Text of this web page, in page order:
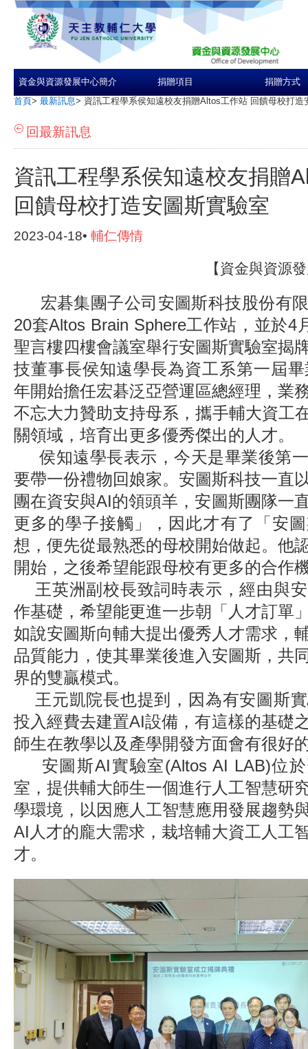
資金與資源發展中心簡介 捐贈項目 捐贈方式
首頁> 最新訊息> 資訊工程學系侯知遠校友捐贈Altos工作站 回饋母校打造
回最新訊息
資訊工程學系侯知遠校友捐贈
回饋母校打造安圖斯實驗室
2023-04-18• 輔仁傳情
【資金與資源
宏碁集團子公司安圖斯科技股份有
20套Altos Brain Sphere工作站，並於4
聖言樓四樓會議室舉行安圖斯實驗室揭
技董事長侯知遠學長為資工系第一屆
年開始擔任宏碁泛亞營運區總經理，業
不忘大力贊助支持母系，攜手輔大資工
關領域，培育出更多優秀傑出的人才。
侯知遠學長表示，今天是畢業後第
要帶一份禮物回娘家。安圖斯科技一直
團在資安與AI的領頭羊，安圖斯團隊一
更多的學子接觸」，因此才有了「安
想，便先從最熟悉的母校開始做起。他
開始，之後希望能跟母校有更多的合作
王英洲副校長致詞時表示，經由與
作基礎，希望能更進一步朝「人才訂單
如說安圖斯向輔大提出優秀人才需求，
品質能力，使其畢業後進入安圖斯，共
界的雙贏模式。
王元凱院長也提到，因為有安圖斯
投入經費去建置AI設備，有這樣的基礎
師生在教學以及產學開發方面會有很好
安圖斯AI實驗室(Altos AI LAB)位
室，提供輔大師生一個進行人工智慧研
學環境，以因應人工智慧應用發展趨勢
AI人才的龐大需求，栽培輔大資工人工
才。